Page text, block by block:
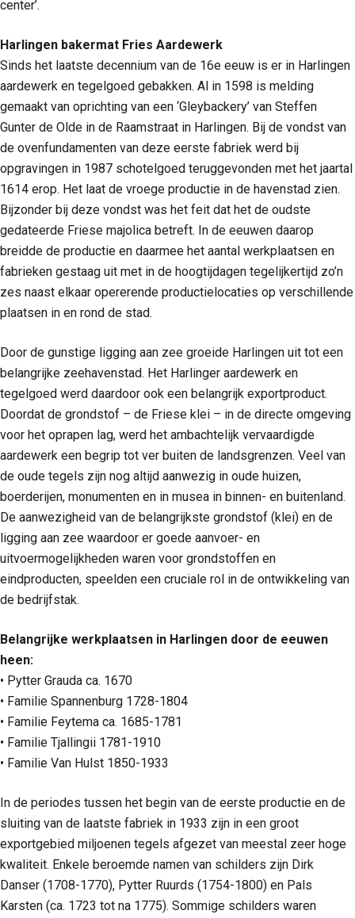
center’.
Harlingen bakermat Fries Aardewerk
Sinds het laatste decennium van de 16e eeuw is er in Harlingen
aardewerk en tegelgoed gebakken. Al in 1598 is melding
gemaakt van oprichting van een ‘Gleybackery’ van Steffen
Gunter de Olde in de Raamstraat in Harlingen. Bij de vondst van
de ovenfundamenten van deze eerste fabriek werd bij
opgravingen in 1987 schotelgoed teruggevonden met het jaartal
1614 erop. Het laat de vroege productie in de havenstad zien.
Bijzonder bij deze vondst was het feit dat het de oudste
gedateerde Friese majolica betreft. In de eeuwen daarop
breidde de productie en daarmee het aantal werkplaatsen en
fabrieken gestaag uit met in de hoogtijdagen tegelijkertijd zo’n
zes naast elkaar opererende productielocaties op verschillende
plaatsen in en rond de stad.
Door de gunstige ligging aan zee groeide Harlingen uit tot een
belangrijke zeehavenstad. Het Harlinger aardewerk en
tegelgoed werd daardoor ook een belangrijk exportproduct.
Doordat de grondstof – de Friese klei – in de directe omgeving
voor het oprapen lag, werd het ambachtelijk vervaardigde
aardewerk een begrip tot ver buiten de landsgrenzen. Veel van
de oude tegels zijn nog altijd aanwezig in oude huizen,
boerderijen, monumenten en in musea in binnen- en buitenland.
De aanwezigheid van de belangrijkste grondstof (klei) en de
ligging aan zee waardoor er goede aanvoer- en
uitvoermogelijkheden waren voor grondstoffen en
eindproducten, speelden een cruciale rol in de ontwikkeling van
de bedrijfstak.
Belangrijke werkplaatsen in Harlingen door de eeuwen
heen:
• Pytter Grauda ca. 1670
• Familie Spannenburg 1728-1804
• Familie Feytema ca. 1685-1781
• Familie Tjallingii 1781-1910
• Familie Van Hulst 1850-1933
In de periodes tussen het begin van de eerste productie en de
sluiting van de laatste fabriek in 1933 zijn in een groot
exportgebied miljoenen tegels afgezet van meestal zeer hoge
kwaliteit. Enkele beroemde namen van schilders zijn Dirk
Danser (1708-1770), Pytter Ruurds (1754-1800) en Pals
Karsten (ca. 1723 tot na 1775). Sommige schilders waren